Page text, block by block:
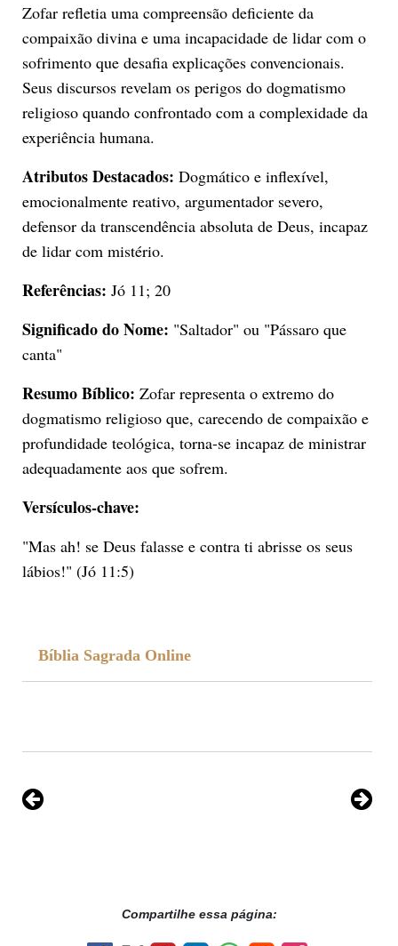
Zofar refletia uma compreensão deficiente da
compaixão divina e uma incapacidade de lidar com o
sofrimento que desafia explicações convencionais.
Seus discursos revelam os perigos do dogmatismo
religioso quando confrontado com a complexidade da
experiência humana.
Atributos Destacados: Dogmático e inflexível,
emocionalmente reativo, argumentador severo,
defensor da transcendência absoluta de Deus, incapaz
de lidar com mistério.
Referências: Jó 11; 20
Significado do Nome: "Saltador" ou "Pássaro que
canta"
Resumo Bíblico: Zofar representa o extremo do
dogmatismo religioso que, carecendo de compaixão e
profundidade teológica, torna-se incapaz de ministrar
adequadamente aos que sofrem.
Versículos-chave:
"Mas ah! se Deus falasse e contra ti abrisse os seus
lábios!" (Jó 11:5)
Bíblia Sagrada Online
Compartilhe essa página: